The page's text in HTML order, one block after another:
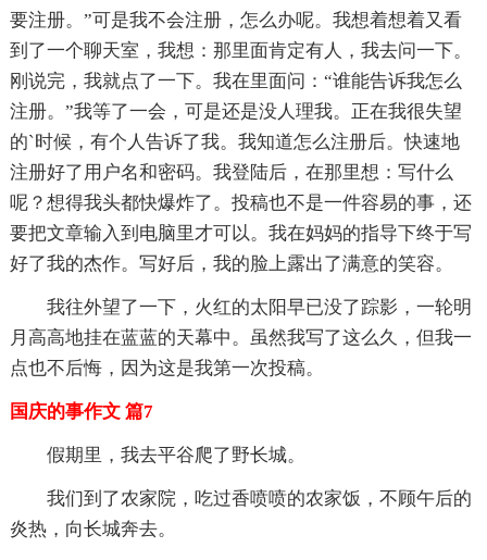
要注册。”可是我不会注册，怎么办呢。我想着想着又看
到了一个聊天室，我想：那里面肯定有人，我去问一下。
刚说完，我就点了一下。我在里面问：“谁能告诉我怎么
注册。”我等了一会，可是还是没人理我。正在我很失望
的`时候，有个人告诉了我。我知道怎么注册后。快速地
注册好了用户名和密码。我登陆后，在那里想：写什么
呢？想得我头都快爆炸了。投稿也不是一件容易的事，还
要把文章输入到电脑里才可以。我在妈妈的指导下终于写
好了我的杰作。写好后，我的脸上露出了满意的笑容。
我往外望了一下，火红的太阳早已没了踪影，一轮明
月高高地挂在蓝蓝的天幕中。虽然我写了这么久，但我一
点也不后悔，因为这是我第一次投稿。
国庆的事作文 篇7
假期里，我去平谷爬了野长城。
我们到了农家院，吃过香喷喷的农家饭，不顾午后的
炎热，向长城奔去。